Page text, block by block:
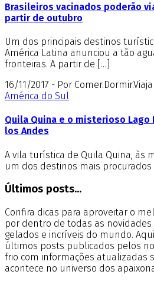
Brasileiros vacinados poderão
partir de outubro
Um dos principais destinos
América Latina anunciou a tão
fronteiras. A partir de […]
16/11/2017 - Por
América do Sul
Quila Quina e o misterioso Lago
los Andes
A vila turística de Quila Quina, às
um dos destinos mais procurados
Últimos posts...
Confira dicas para aproveitar o
por dentro de todas as
gelados e incríveis do mundo.
últimos posts publicados pelos
frio com informações atualizadas
acontece no universo dos